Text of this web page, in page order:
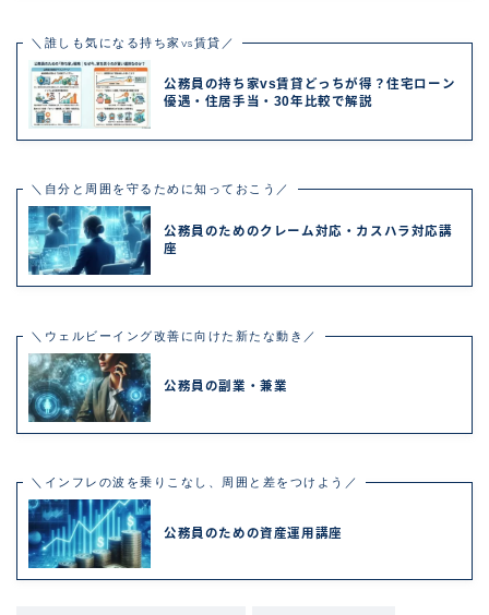
＼誰しも気になる持ち家vs賃貸／
公務員の持ち家vs賃貸どっちが得？住宅ローン
優遇・住居手当・30年比較で解説
＼自分と周囲を守るために知っておこう／
公務員のためのクレーム対応・カスハラ対応講
座
＼ウェルビーイング改善に向けた新たな動き／
公務員の副業・兼業
＼インフレの波を乗りこなし、周囲と差をつけよう／
公務員のための資産運用講座